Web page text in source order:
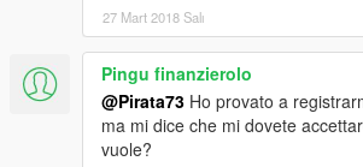
27 Mart 2018 Salı
Pingu finanzierolo
@Pirata73 Ho provato a
ma mi dice che mi dovete
vuole?